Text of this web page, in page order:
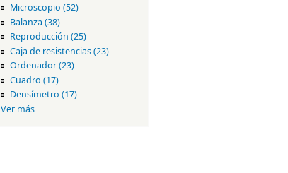
Microscopio (52)Apply
Balanza (38)Apply Balanza filter
Reproducción (25)Apply
Reproducción
Caja de resistencias (23)Apply Caja
Ordenador (23)Apply Ordenador
Cuadro (17)Apply Cuadro filter
Densímetro (17)Apply Densímetro
Ver más